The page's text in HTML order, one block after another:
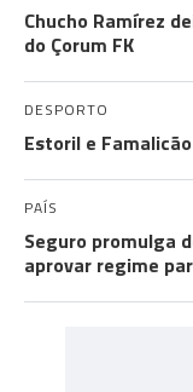
Chucho Ramírez
do Çorum FK
DESPORTO
Estoril e
PAÍS
Seguro promulga
aprovar regime